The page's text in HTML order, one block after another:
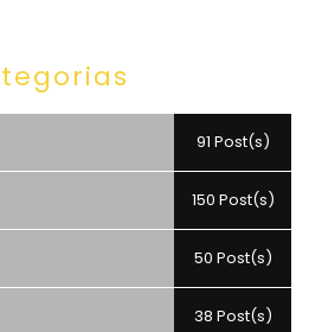
91 Post(s)
150 Post(s)
50 Post(s)
38 Post(s)